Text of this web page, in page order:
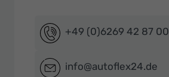
+49 (0)6269 42 87 00
info@autoflex24.de